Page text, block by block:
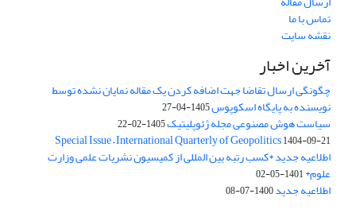
تماس با ما
نقشه سایت
آخرین اخبار
چگونگی ارسال تقاضا جهت اضافه کردن یک مقاله نمایان نشده توسط
نویسنده به پایگاه اسکوپوس1405-04-27
سیاست هوش مصنوعی مجله ژئوپلیتیک1405-02-22
Special Issue – International Quarterly of Geopolitics1404-09-21
اطلاعیه جدید *کسب رتبه بین المللی از کمیسیون نشریات علمی وزارت
علوم*1401-05-02
اطلاعیه جدید1400-07-08